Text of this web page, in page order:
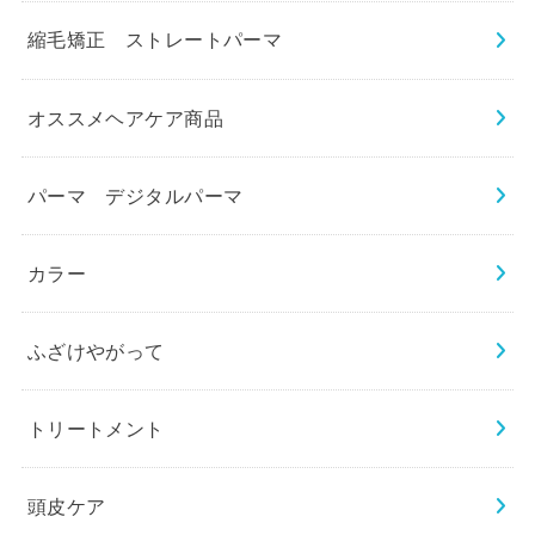
縮毛矯正 ストレートパーマ
オススメヘアケア商品
パーマ デジタルパーマ
カラー
ふざけやがって
トリートメント
頭皮ケア